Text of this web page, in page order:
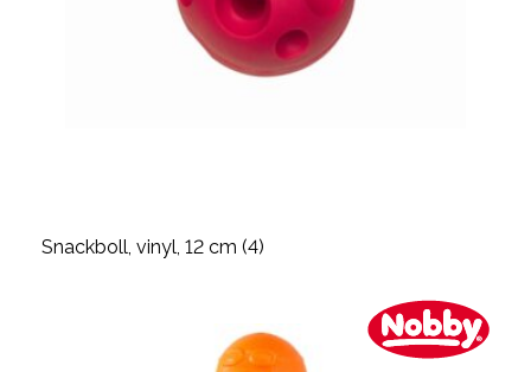
Snackboll, vinyl, 12 cm (4)